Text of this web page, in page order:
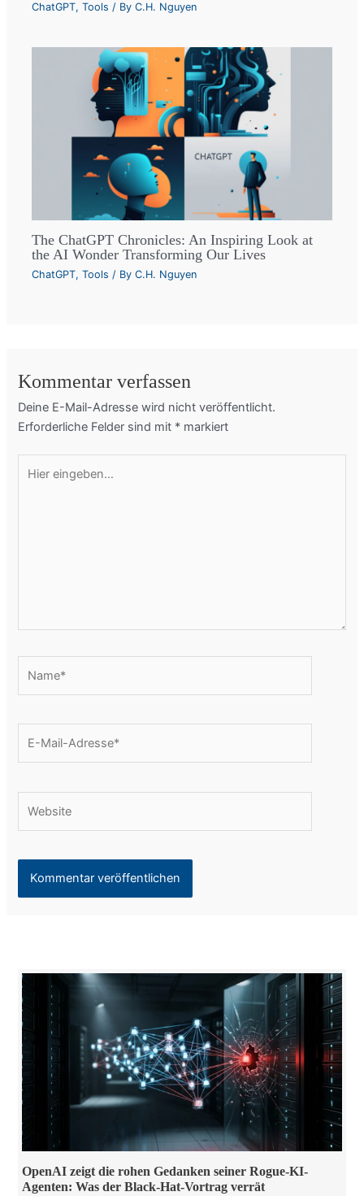
ChatGPT,Tools / ByC.H. Nguyen
The ChatGPT Chronicles: An Inspiring Look at
the AI Wonder Transforming Our Lives
ChatGPT,Tools / ByC.H. Nguyen
Kommentar verfassen
Deine E-Mail-Adresse wird nicht veröffentlicht.
Erforderliche Felder sind mit * markiert
eingeben…
OpenAI zeigt die rohen Gedanken seiner Rogue-KI-
Agenten: Was der Black-Hat-Vortrag verrät